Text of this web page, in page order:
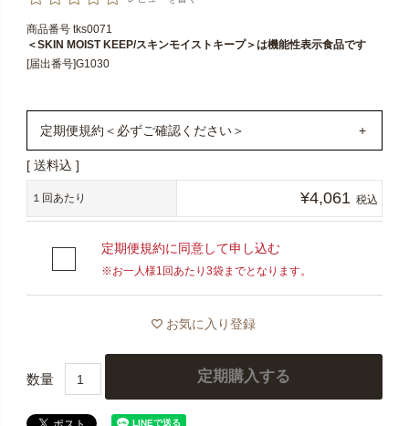
商品番号 tks0071
＜SKIN MOIST KEEP/スキンモイストキープ＞は機能性表示食品です
[届出番号]G1030
定期便規約＜必ずご確認ください＞
※4回目のお届けが完了するまで数量の変更・解約はでき
ませんので、定期便お申し込み前にまずは通常購入い
ただき、お体に合うかなどお試しいただいた上でお申
し込みください。
※解約のご連絡がない場合、5回目以降も継続してお届け
限定の割引価格はお一人様一回限りとなっておりま
す。
送料込
１回あたり ¥4,061 税込
定期便規約に同意して申し込む
※お一人様1回あたり3袋までとなります。
お気に入り登録
定期購入する